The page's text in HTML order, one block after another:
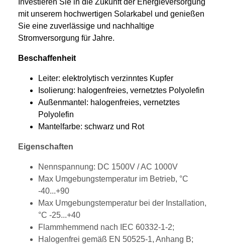
Investieren Sie in die Zukunft der Energieversorgung
mit unserem hochwertigen Solarkabel und genießen
Sie eine zuverlässige und nachhaltige
Stromversorgung für Jahre.
Beschaffenheit
Leiter: elektrolytisch verzinntes Kupfer
Isolierung: halogenfreies, vernetztes Polyolefin
Außenmantel: halogenfreies, vernetztes
Polyolefin
Mantelfarbe: schwarz und Rot
Eigenschaften
Nennspannung: DC 1500V / AC 1000V
Max Umgebungstemperatur im Betrieb, °С
-40...+90
Max Umgebungstemperatur bei der Installation,
°С -25...+40
Flammhemmend nach IEC 60332-1-2;
Halogenfrei gemäß EN 50525-1, Anhang B;